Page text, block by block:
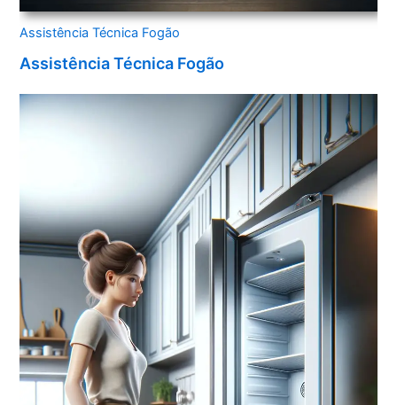
Assistência Técnica Fogão
Assistência Técnica Fogão